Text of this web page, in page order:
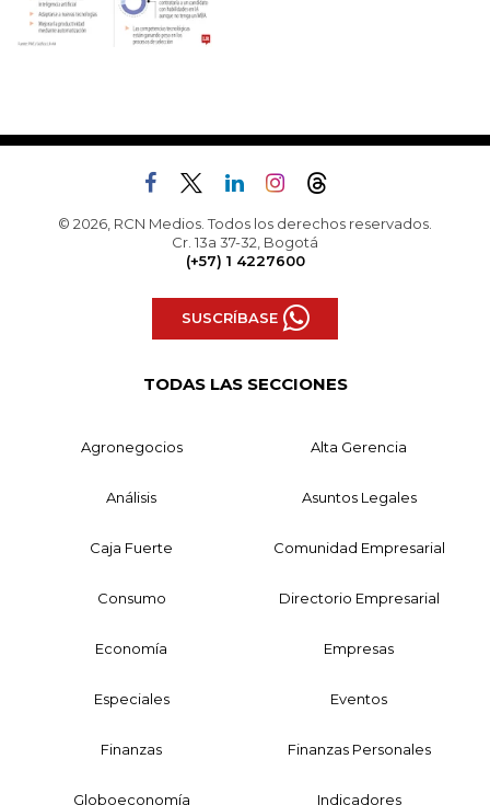
© 2026, RCN Medios. Todos los derechos reservados.
Cr. 13a 37-32, Bogotá
(+57) 1 4227600
SUSCRÍBASE
TODAS LAS SECCIONES
Agronegocios Alta Gerencia
Análisis Asuntos Legales
Caja Fuerte Comunidad Empresarial
Consumo Directorio Empresarial
Economía Empresas
Especiales Eventos
Finanzas Finanzas Personales
Globoeconomía Indicadores